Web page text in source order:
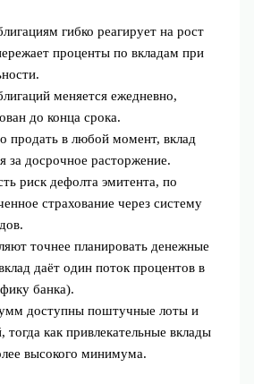
гибко реагирует на рост
проценты по вкладам при
меняется ежедневно,
до конца срока.
продать в любой момент, вклад
за досрочное расторжение.
риск дефолта эмитента, по
страхование через систему
точнее планировать денежные
даёт один поток процентов в
банка).
доступны поштучные лоты и
как привлекательные вклады
высокого минимума.